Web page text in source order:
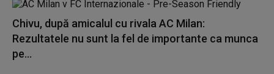
Chivu, după amicalul cu rivala AC Milan:
Rezultatele nu sunt la fel de importante ca munca
pe...